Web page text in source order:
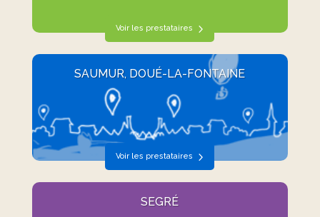
Voir les prestataires
SAUMUR, DOUÉ-LA-FONTAINE
Voir les prestataires
SEGRÉ